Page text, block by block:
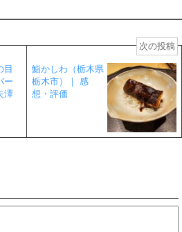
目
ー
澤
次の投稿
鮨かしわ（栃木県
栃木市）｜ 感
想・評価